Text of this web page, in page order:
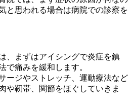
と思われる場合は病院での診察を
、まずはアイシングで炎症を鎮
で痛みを緩和します。
ージやストレッチ、運動療法など
や靭帯、関節をほぐしていきま